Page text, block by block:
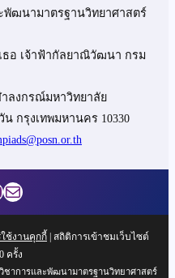
พัฒนามาตรฐานวิทยาศาสตร์
ธอ เจ้าฟ้ากัลยาณิวัฒนา กรม
ลงกรณ์มหาวิทยาลัย
กรุงเทพมหานคร 10330
Mail
ช้งานคุกกี้ | สถิติการเข้าชมเว็บไซต์
ครั้ง
ชาการและพัฒนามาตรฐานวิทยาศาสตร์